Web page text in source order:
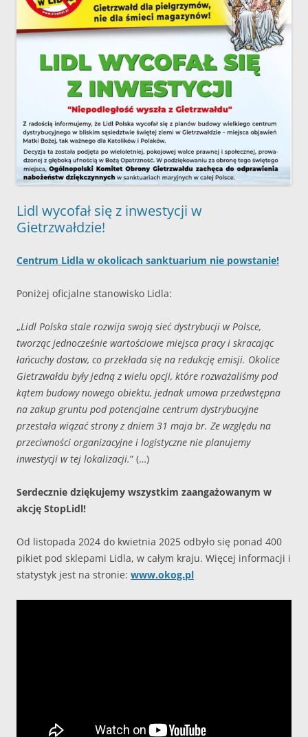
Lidl wycofał się z inwestycji w
Gietrzwałdzie!
Centrum Lidla w okolicach sanktuarium nie powstanie!
Poniżej oficjalne stanowisko Lidla:
„Lidl Polska stale rozwija swoją sieć dystrybucji w Polsce,
tworząc jednocześnie wartościowe miejsca pracy i skracając
łańcuchy dostaw, co przekłada się na redukcję emisji. Okolice
Gietrzwałdu były jedną z wielu opcji, które rozważaliśmy pod
kątem budowy nowego obiektu, jednak umowa przedwstępna
na zakup gruntu pod potencjalne centrum dystrybucyjne
przestała wiązać strony z dniem 31 maja br. Ze względu na
przeciwności organizacyjne i logistyczne nie planujemy
inwestycji w tej lokalizacji.” (…)
Serdecznie dziękujemy wszystkim zaangażowanym w
akcję StopLidl!
Od listopada 2024 do kwietnia 2025 odbyło się ponad 400
pikiet pod sklepami Lidla, w całym kraju. Więcej informacji i
statystyk jest na stronie: www.okog.pl